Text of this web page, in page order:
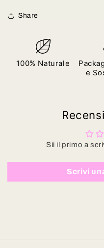
Share
100% Naturale
e
Sii il primo a
Scrivi